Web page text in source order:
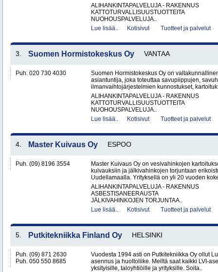
ALIHANKINTAPALVELUJA - RAKENNUS
KATTOTURVALLISUUSTUOTTEITA
NUOHOUSPALVELUJA..
Lue lisää..
Kotisivut Tuotteet ja palvelut
3. Suomen Hormistokeskus Oy VANTAA
Puh. 020 730 4030
Suomen Hormistokeskus Oy on
asiantuntija, joka toteuttaa savupiippujen,
ilmanvaihtojärjestelmien kunnostukset,
ALIHANKINTAPALVELUJA - RAKENNUS
KATTOTURVALLISUUSTUOTTEITA
NUOHOUSPALVELUJA..
Lue lisää..
Kotisivut Tuotteet ja palvelut
4. Master Kuivaus Oy ESPOO
Puh. (09) 8196 3554
Master Kuivaus Oy on vesivahinkojen
kuivauksiin ja jälkivahinkojen torjuntaan
Uudellamaalla. Yrityksellä on yli 20 vuoden
ALIHANKINTAPALVELUJA - RAKENNUS
ASBESTISANEERAUSTA
JÄLKIVAHINKOJEN TORJUNTAA..
Lue lisää..
Kotisivut Tuotteet ja palvelut
5. Putkitekniikka Finland Oy HELSINKI
Puh. (09) 871 2630
Puh. 050 550 8685
Vuodesta 1994 asti on Putkitekniikka Oy ollut
asennus ja huoltoliike. Meiltä saat kaikki LVI-
yksityisille, taloyhtiöille ja yrityksille. Soita..